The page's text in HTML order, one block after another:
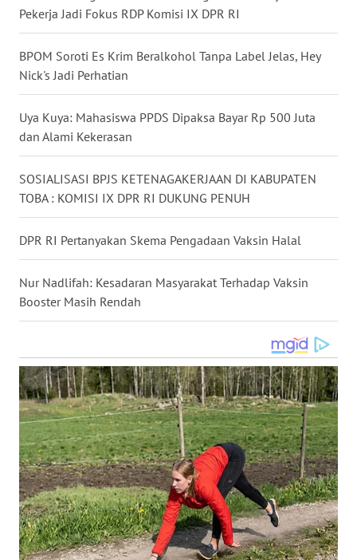
Pekerja Jadi Fokus RDP Komisi IX DPR RI
BPOM Soroti Es Krim Beralkohol Tanpa Label Jelas, Hey
Nick's Jadi Perhatian
Uya Kuya: Mahasiswa PPDS Dipaksa Bayar Rp 500 Juta
dan Alami Kekerasan
SOSIALISASI BPJS KETENAGAKERJAAN DI KABUPATEN
TOBA : KOMISI IX DPR RI DUKUNG PENUH
DPR RI Pertanyakan Skema Pengadaan Vaksin Halal
Nur Nadlifah: Kesadaran Masyarakat Terhadap Vaksin
Booster Masih Rendah
WN
NUSANTARA
WN
JOGJA
WN
JATIM
WN
BALI
WN
WN
KALTARA
WN
KALSEL
WN
KALTIM
WN